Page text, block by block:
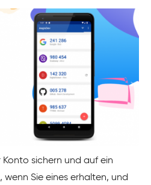
Konto sichern und auf ein
Sie eines erhalten, und